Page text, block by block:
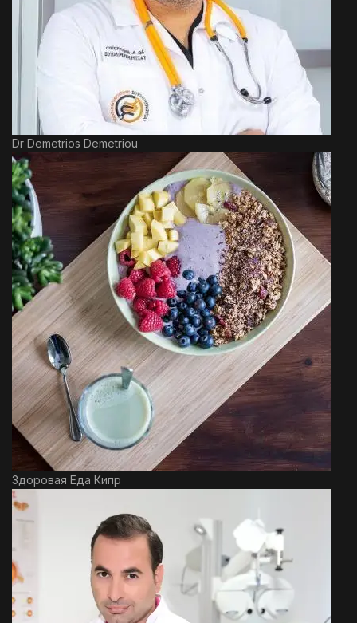
Dr Demetrios Demetriou
Здоровая Еда Кипр